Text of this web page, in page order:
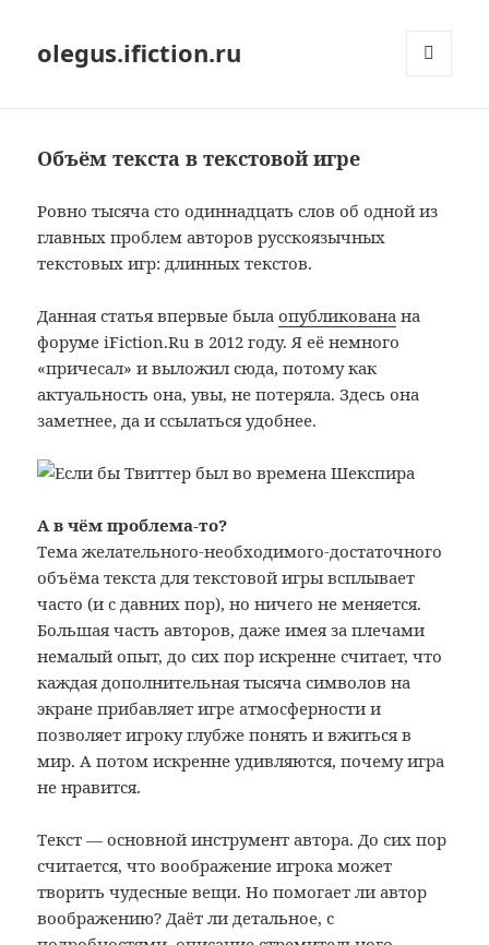
olegus.ifiction.ru
Объём текста в текстовой игре
Ровно тысяча сто одиннадцать слов об одной из
главных проблем авторов русскоязычных
текстовых игр: длинных текстов.
Данная статья впервые былаопубликована на
форуме iFiction.Ru в 2012 году. Я её немного
«причесал» и выложил сюда, потому как
актуальность она, увы, не потеряла. Здесь она
заметнее, да и ссылаться удобнее.
А в чём проблема-то?
Тема желательного-необходимого-достаточного
объёма текста для текстовой игры всплывает
часто (и с давних пор), но ничего не меняется.
Большая часть авторов, даже имея за плечами
немалый опыт, до сих пор искренне считает, что
каждая дополнительная тысяча символов на
экране прибавляет игре атмосферности и
позволяет игроку глубже понять и вжиться в
мир. А потом искренне удивляются, почему игра
не нравится.
Текст — основной инструмент автора. До сих пор
считается, что воображение игрока может
творить чудесные вещи. Но помогает ли автор
воображению? Даёт ли детальное, с